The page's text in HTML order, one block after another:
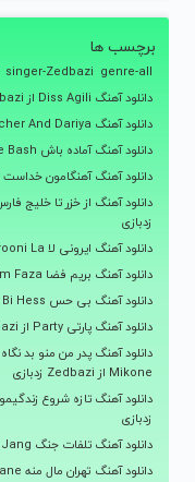
برچسب ها
genre-all
singer-Zedbazi
دانلود آهنگ Diss Agili از Zedbazi زدبازی
دانلود آهنگ Diss To Fincher And Dariya از Zedbazi زدبازی
دانلود آهنگ آماده باش Amade Bash از Zedbazi زدبازی
دانلود آهنگ آهنگامون خداست Ahangamoon Khodast از Zedbazi زدبازی
زدبازی
دانلود آهنگ ایرونی لا Irooni La از Zedbazi زدبازی
دانلود آهنگ بریم فضا Berim Faza از Zedbazi زدبازی
دانلود آهنگ بی حس Bi Hess از Zedbazi زدبازی
دانلود آهنگ پارتی Party از Zedbazi زدبازی
Mikone از Zedbazi زدبازی
زدبازی
دانلود آهنگ تلفات جنگ Talafate Jang از Zedbazi زدبازی
دانلود آهنگ تهران مال منه Tehran Maale Mane از Zedbazi زدبازی